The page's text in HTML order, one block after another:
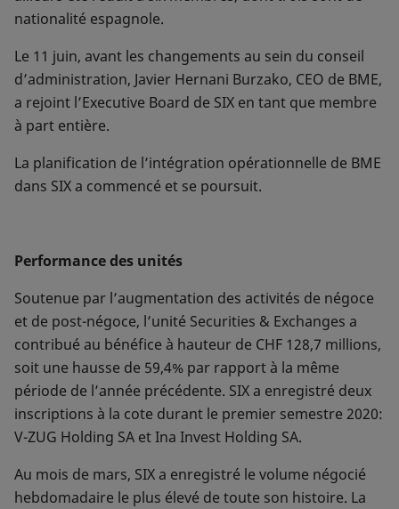
nationalité espagnole.
Le 11 juin, avant les changements au sein du conseil
d’administration, Javier Hernani Burzako, CEO de BME,
a rejoint l’Executive Board de SIX en tant que membre
à part entière.
La planification de l’intégration opérationnelle de BME
dans SIX a commencé et se poursuit.
Performance des unités
Soutenue par l’augmentation des activités de négoce
et de post-négoce, l’unité Securities & Exchanges a
contribué au bénéfice à hauteur de CHF 128,7 millions,
soit une hausse de 59,4% par rapport à la même
période de l’année précédente. SIX a enregistré deux
inscriptions à la cote durant le premier semestre 2020:
V-ZUG Holding SA et Ina Invest Holding SA.
Au mois de mars, SIX a enregistré le volume négocié
hebdomadaire le plus élevé de toute son histoire. La